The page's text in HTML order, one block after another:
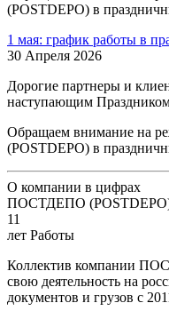
(POSTDEPO) в
1 мая: график работы в
30 Апреля 2026
Дорогие партнеры и
наступающим
Обращаем внимание на
(POSTDEPO) в
О компании в цифрах
ПОСТДЕПО
11
лет Работы
Коллектив компании
свою деятельность на
документов и грузов с